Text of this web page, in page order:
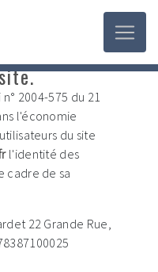
2004-575 du 21
l'économie
du site
l'identité des
cadre de sa
22 Grande Rue,